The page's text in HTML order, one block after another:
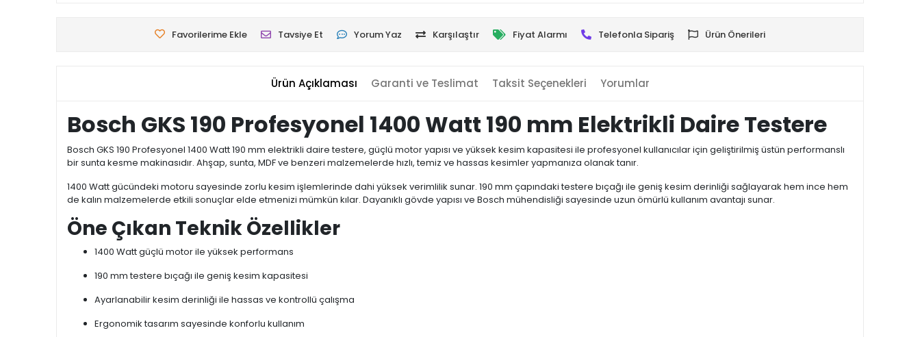
Favorilerime Ekle Tavsiye Et Yorum Yaz Karşılaştır Fiyat Alarmı Telefonla Sipariş Ürün Önerileri
Ürün Açıklaması Garanti ve Teslimat Taksit Seçenekleri Yorumlar
Bosch GKS 190 Profesyonel 1400 Watt 190 mm Elektrikli Daire Testere
Bosch GKS 190 Profesyonel 1400 Watt 190 mm elektrikli daire testere, güçlü motor yapısı ve yüksek kesim kapasitesi ile profesyonel kullanıcılar için geliştirilmiş üstün performanslı
bir sunta kesme makinasıdır. Ahşap, sunta, MDF ve benzeri malzemelerde hızlı, temiz ve hassas kesimler yapmanıza olanak tanır.
1400 Watt gücündeki motoru sayesinde zorlu kesim işlemlerinde dahi yüksek verimlilik sunar. 190 mm çapındaki testere bıçağı ile geniş kesim derinliği sağlayarak hem ince hem
de kalın malzemelerde etkili sonuçlar elde etmenizi mümkün kılar. Dayanıklı gövde yapısı ve Bosch mühendisliği sayesinde uzun ömürlü kullanım avantajı sunar.
Öne Çıkan Teknik Özellikler
1400 Watt güçlü motor ile yüksek performans
190 mm testere bıçağı ile geniş kesim kapasitesi
Ayarlanabilir kesim derinliği ile hassas ve kontrollü çalışma
Ergonomik tasarım sayesinde konforlu kullanım